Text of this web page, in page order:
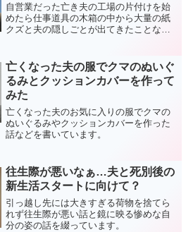
自営業だった亡き夫の工場の片付けを始
めたら仕事道具の木箱の中から大量の紙
クズと夫の隠しごとが出てきたことなど
亡くなった夫の服でクマのぬいぐ
るみとクッションカバーを作って
みた
亡くなった夫のお気に入りの服でクマの
ぬいぐるみやクッションカバーを作った
話などを書いています。
往生際が悪いなぁ…夫と死別後の
新生活スタートに向けて？
引っ越し先には大きすぎる荷物を捨てら
れず往生際が悪い話と鏡に映る惨めな自
分の姿の話を綴っています。